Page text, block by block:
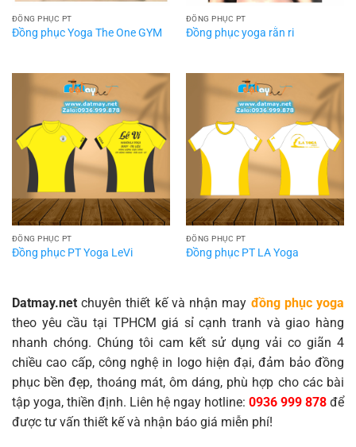
ĐỒNG PHỤC PT
Đồng phục Yoga The One GYM
ĐỒNG PHỤC PT
Đồng phục yoga rằn ri
ĐỒNG PHỤC PT
Đồng phục PT Yoga LeVi
ĐỒNG PHỤC PT
Đồng phục PT LA Yoga
Datmay.net chuyên thiết kế và nhận may đồng phục yoga
theo yêu cầu tại TPHCM giá sỉ cạnh tranh và giao hàng
nhanh chóng. Chúng tôi cam kết sử dụng vải co giãn 4
chiều cao cấp, công nghệ in logo hiện đại, đảm bảo đồng
phục bền đẹp, thoáng mát, ôm dáng, phù hợp cho các bài
tập yoga, thiền định. Liên hệ ngay hotline: 0936 999 878 để
được tư vấn thiết kế và nhận báo giá miễn phí!